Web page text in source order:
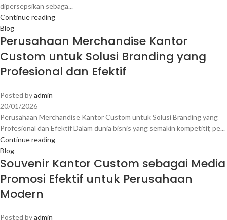
dipersepsikan sebaga...
Continue reading
Blog
Perusahaan Merchandise Kantor
Custom untuk Solusi Branding yang
Profesional dan Efektif
Posted byadmin
20/01/2026
Perusahaan Merchandise Kantor Custom untuk Solusi Branding yang
Profesional dan Efektif Dalam dunia bisnis yang semakin kompetitif, pe...
Continue reading
Blog
Souvenir Kantor Custom sebagai Media
Promosi Efektif untuk Perusahaan
Modern
Posted byadmin